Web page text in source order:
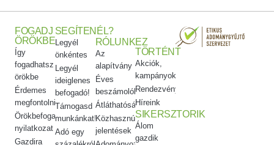
FOGADJ
ÖRÖKBE
Így
fogadhatsz
örökbe
Érdemes
megfontolni
Örökbefogadói
nyilatkozat
Gazdira
SEGÍTENÉL?
Legyél
önkéntes
Legyél
ideiglenes
befogadó!
Támogasd
munkánkat!
Adó egy
RÓLUNK
Az
alapítvány
Éves
beszámolók
Átláthatóság
Közhasznúsági
jelentések
EZ
TÖRTÉNT
Akciók,
kampányok
Rendezvényeink
Híreink
SIKERSZTORIK
Álom
gazdik